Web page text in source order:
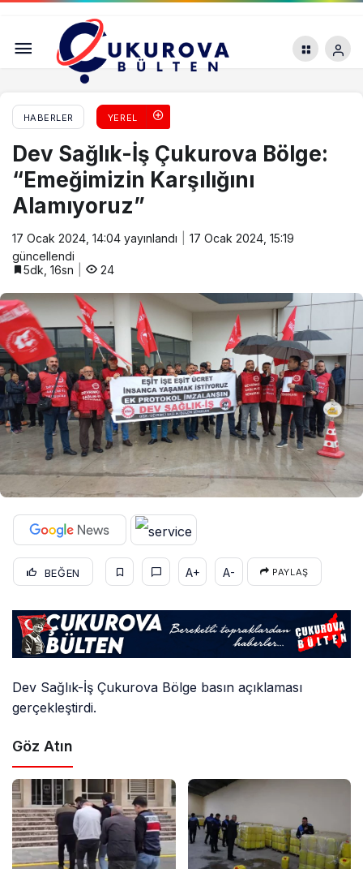
HABERLER YEREL
Dev Sağlık-İş Çukurova Bölge:
“Emeğimizin Karşılığını
Alamıyoruz”
17 Ocak 2024, 14:04 yayınlandı
17 Ocak 2024, 15:19
güncellendi
5dk, 16sn
24
BEĞEN A+ A- PAYLAŞ
Dev Sağlık-İş Çukurova Bölge basın açıklaması
gerçekleştirdi.
Göz Atın
Hatay’da 6 Şubat Platformu Çağrı Yaptı